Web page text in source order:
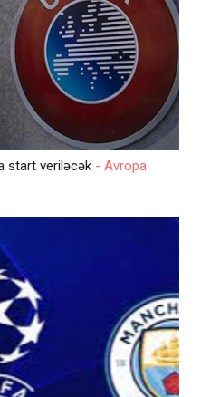
start veriləcək - Avropa